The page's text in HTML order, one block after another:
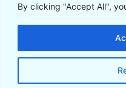
By clicking "Accept All",